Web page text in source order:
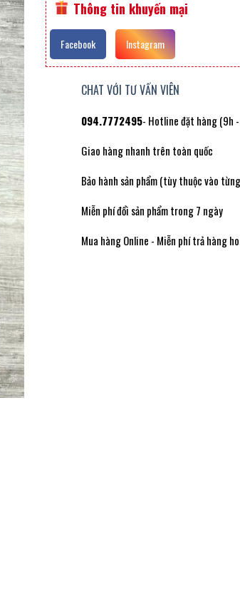
Thông tin khuyến mại
Facebook Instagram
CHAT VỚI TƯ VẤN VIÊN
094.7772495- Hotline đặt hàng (9h
Giao hàng nhanh trên toàn quốc
Bảo hành sản phẩm (tùy thuộc vào
Miễn phí đổi sản phẩm trong 7 ngày
Mua hàng Online - Miễn phí trả hàng